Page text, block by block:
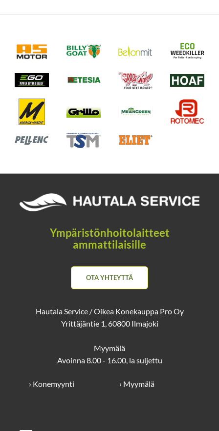
Ympäristönhoitolaitteet
ammattilaisille
OTA YHTEYTTÄ
Hautala Service / Oikea Konekauppa Pro Oy
Yrittäjäntie 1, 60800 Ilmajoki
Myymälä
Avoinna 8.00 - 16.00, la suljettu
› Konemyynti › Myymälä